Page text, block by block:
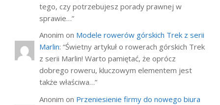
tego, czy potrzebujesz porady prawnej w
sprawie…”
Anonim on Modele rowerów górskich Trek z serii
Marlin: “Świetny artykuł o rowerach górskich Trek
z serii Marlin! Warto pamiętać, że oprócz
dobrego roweru, kluczowym elementem jest
także właściwa…”
Anonim on Przeniesienie firmy do nowego biura